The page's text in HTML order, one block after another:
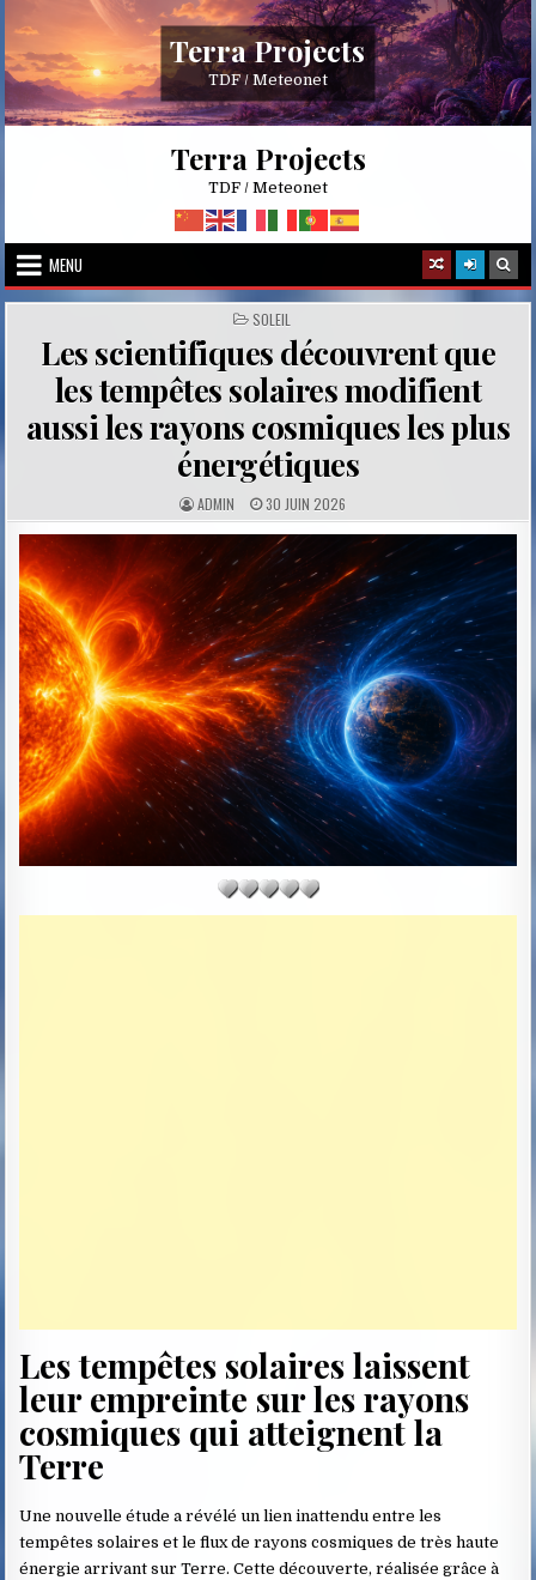
content
Terra Projects
TDF / Meteonet
Terra Projects
TDF / Meteonet
MENU
POSTED
IN
SOLEIL
Les scientifiques découvrent que
les tempêtes solaires modifient
aussi les rayons cosmiques les plus
énergétiques
A
U
T
R
:
ADMIN P
U
B
I
S
E
D
D
A
T
E
:
30 JUIN 2026
Les tempêtes solaires laissent
leur empreinte sur les rayons
cosmiques qui atteignent la
Terre
Une nouvelle étude a révélé un lien inattendu entre les
tempêtes solaires et le flux de rayons cosmiques de très haute
énergie arrivant sur Terre. Cette découverte, réalisée grâce à